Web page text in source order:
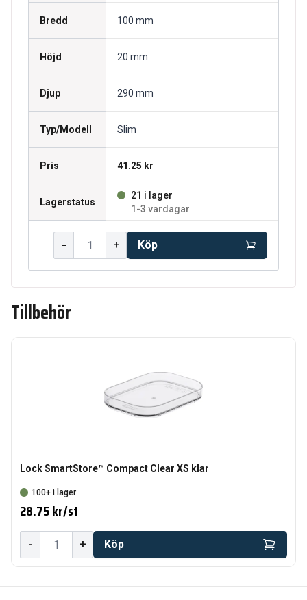
Bredd 100 mm
Höjd 20 mm
Djup 290 mm
Typ/Modell Slim
Pris 41.25 kr
Lagerstatus
21 i lager
1-3 vardagar
- + Köp
Tillbehör
Lock SmartStore™ Compact Clear XS klar
100+ i lager
28.75 kr/st
- + Köp